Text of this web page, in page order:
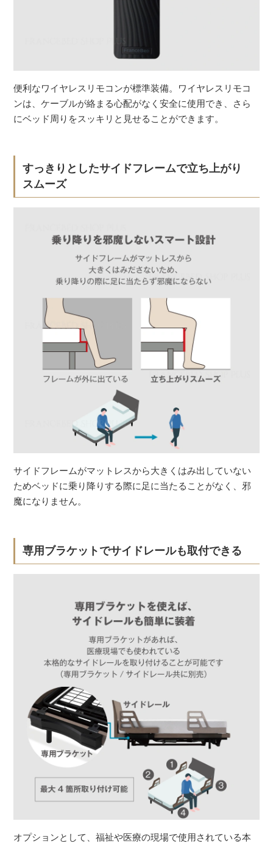
便利なワイヤレスリモコンが標準装備。ワイヤレスリモコ
ンは、ケーブルが絡まる心配がなく安全に使用でき、さら
にベッド周りをスッキリと見せることができます。
すっきりとしたサイドフレームで立ち上がり
スムーズ
サイドフレームがマットレスから大きくはみ出していない
ためベッドに乗り降りする際に足に当たることがなく、邪
魔になりません。
専用ブラケットでサイドレールも取付できる
オプションとして、福祉や医療の現場で使用されている本